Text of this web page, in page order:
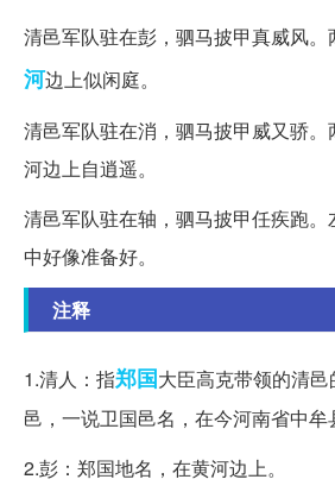
清邑军队驻在彭，驷马披甲真威风。
河边上似闲庭。
清邑军队驻在消，驷马披甲威又骄
河边上自逍遥。
清邑军队驻在轴，驷马披甲任疾跑
中好像准备好。
注释
1.清人：指郑国大臣高克带领的清
邑，一说卫国邑名，在今河南省中牟
2.彭：郑国地名，在黄河边上。